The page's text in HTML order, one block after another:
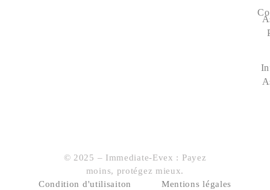
© 2025 – Immediate-Evex : Payez
moins, protégez mieux.
Condition d'utilisaiton
Mentions légales